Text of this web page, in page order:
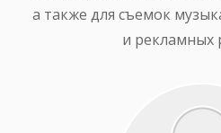
а также для съемок
и рекламных